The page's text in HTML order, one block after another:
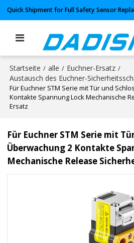
Quick Shipment for Full Safety Sensor
Startseite / alle / Euchner-Ersatz /
Austausch des Euchner-
Für Euchner STM Serie mit Tür und
Kontakte Spannung Lock Mechanische
Ersatz
Für Euchner STM Serie mit
Überwachung 2 Kontakte
Mechanische Release